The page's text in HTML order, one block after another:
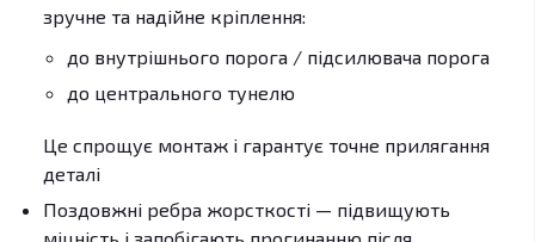
зручне та надійне кріплення:
до внутрішнього порога / підсилювача порога
до центрального тунелю
Це спрощує монтаж і гарантує точне прилягання
деталі
Поздовжні ребра жорсткості — підвищують